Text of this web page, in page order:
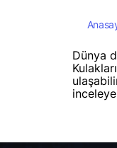
Dünya